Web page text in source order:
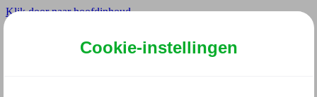
Klik door naar hoofdinhoud
Hoofdmenu navigatie
Cookie-instellingen